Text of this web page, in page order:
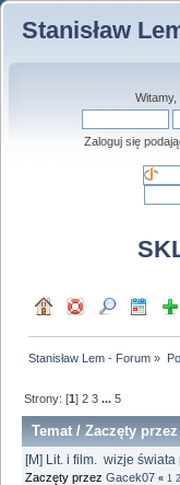
Stanisław
Witamy,
Zaloguj się
Stanisław Lem - Forum »
Strony: [1]2 3 ...5
Temat /Zaczęty przez
[M] Lit. i film. wizje świata
Zaczęty przez Gacek07 « 1 2